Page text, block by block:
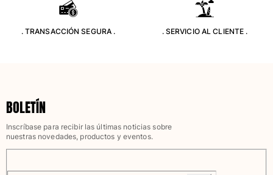
Rashguard
Monos
. TRANSACCIÓN SEGURA . . SERVICIO AL CLIENTE .
BOLETÍN
Inscríbase para recibir las últimas noticias sobre
nuestras novedades, productos y eventos.